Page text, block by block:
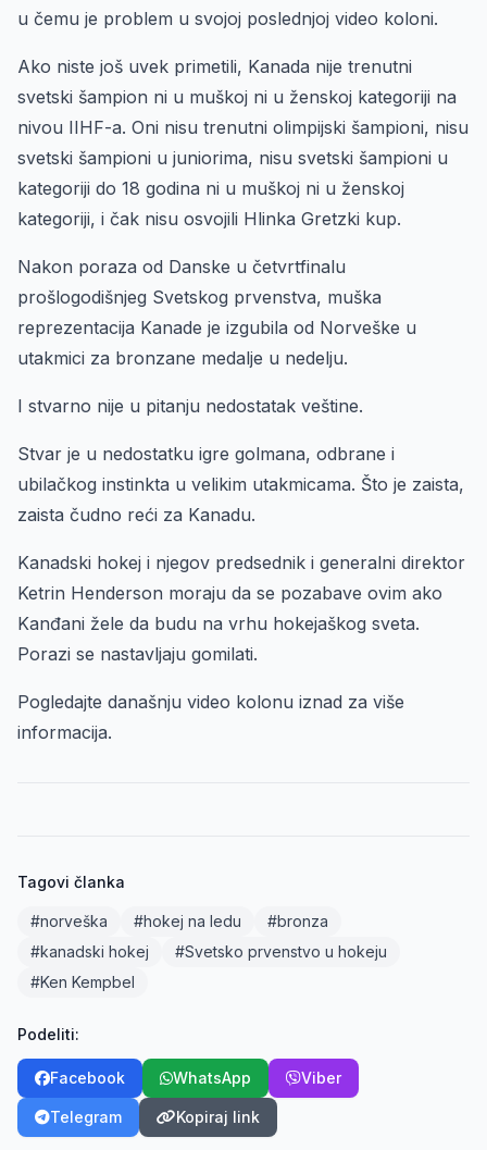
u čemu je problem u svojoj poslednjoj video koloni.
Ako niste još uvek primetili, Kanada nije trenutni
svetski šampion ni u muškoj ni u ženskoj kategoriji na
nivou IIHF-a. Oni nisu trenutni olimpijski šampioni, nisu
svetski šampioni u juniorima, nisu svetski šampioni u
kategoriji do 18 godina ni u muškoj ni u ženskoj
kategoriji, i čak nisu osvojili Hlinka Gretzki kup.
Nakon poraza od Danske u četvrtfinalu
prošlogodišnjeg Svetskog prvenstva, muška
reprezentacija Kanade je izgubila od Norveške u
utakmici za bronzane medalje u nedelju.
I stvarno nije u pitanju nedostatak veštine.
Stvar je u nedostatku igre golmana, odbrane i
ubilačkog instinkta u velikim utakmicama. Što je zaista,
zaista čudno reći za Kanadu.
Kanadski hokej i njegov predsednik i generalni direktor
Ketrin Henderson moraju da se pozabave ovim ako
Kanđani žele da budu na vrhu hokejaškog sveta.
Porazi se nastavljaju gomilati.
Pogledajte današnju video kolonu iznad za više
informacija.
Tagovi članka
#norveška #hokej na ledu
#bronza
#kanadski hokej
#Svetsko prvenstvo u hokeju
#Ken Kempbel
Podeliti:
Facebook WhatsApp Viber
Telegram Kopiraj link